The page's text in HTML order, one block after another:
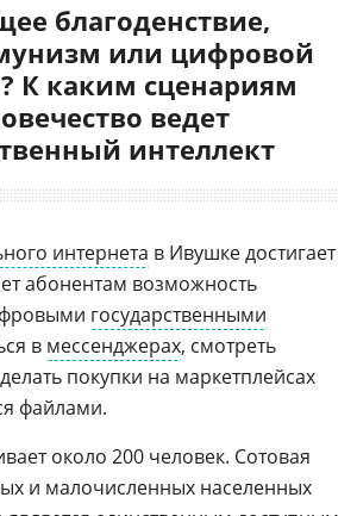
благоденствие,
или цифровой
К каким сценариям
ведет
интеллект
интернета в Ивушке достигает
абонентам возможность
государственными
в мессенджерах, смотреть
покупки на маркетплейсах
файлами.
около 200 человек. Сотовая
и малочисленных населенных